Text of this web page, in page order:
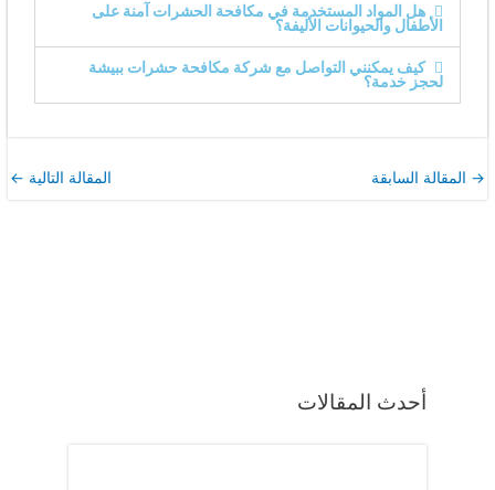
أحدث المقالات
هل المواد المستخدمة في مكافحة الحشرات آمنة على
الأطفال والحيوانات الأليفة؟
كيف يمكنني التواصل مع شركة مكافحة حشرات ببيشة
لحجز خدمة؟
→ المقالة السابقة المقالة التالية ←